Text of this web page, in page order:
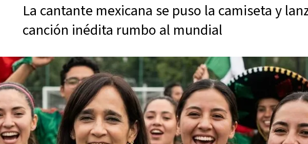
La cantante mexicana se puso la camiseta y
canción inédita rumbo al mundial